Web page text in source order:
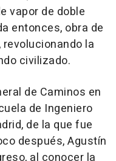
vapor de doble
entonces, obra de
revolucionando la
civilizado.
de Caminos en
de Ingeniero
de la que fue
después, Agustín
al conocer la